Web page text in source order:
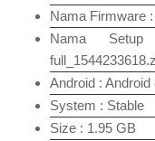
Nama Firmware
Nama Setup :
Android : Android
System : Stable
Size : 1.95 GB